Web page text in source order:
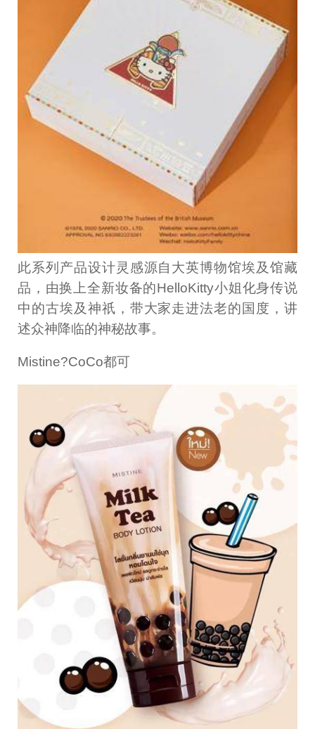
此系列产品设计灵感源自大英博物馆埃及馆藏
品，由换上全新妆备的HelloKitty小姐化身传说
中的古埃及神祇，带大家走进法老的国度，讲
述众神降临的神秘故事。
Mistine?CoCo都可